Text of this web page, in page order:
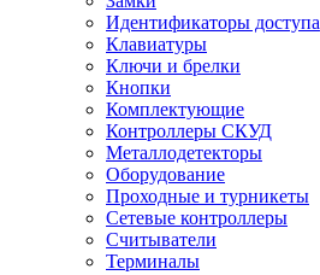
Идентификаторы доступа
Клавиатуры
Ключи и брелки
Кнопки
Комплектующие
Контроллеры СКУД
Металлодетекторы
Оборудование
Проходные и турникеты
Сетевые контроллеры
Считыватели
Терминалы